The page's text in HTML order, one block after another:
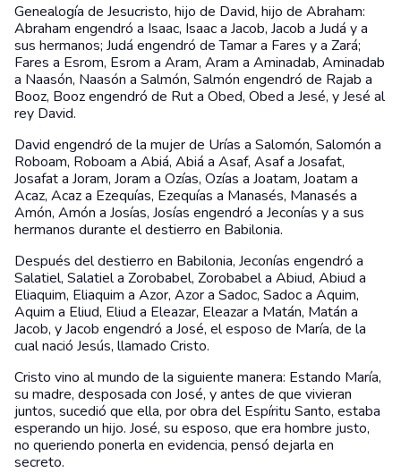
Genealogía de Jesucristo, hijo de David, hijo de Abraham:
Abraham engendró a Isaac, Isaac a Jacob, Jacob a Judá y a
sus hermanos; Judá engendró de Tamar a Fares y a Zará;
Fares a Esrom, Esrom a Aram, Aram a Aminadab, Aminadab
a Naasón, Naasón a Salmón, Salmón engendró de Rajab a
Booz, Booz engendró de Rut a Obed, Obed a Jesé, y Jesé al
rey David.
David engendró de la mujer de Urías a Salomón, Salomón a
Roboam, Roboam a Abiá, Abiá a Asaf, Asaf a Josafat,
Josafat a Joram, Joram a Ozías, Ozías a Joatam, Joatam a
Acaz, Acaz a Ezequías, Ezequías a Manasés, Manasés a
Amón, Amón a Josías, Josías engendró a Jeconías y a sus
hermanos durante el destierro en Babilonia.
Después del destierro en Babilonia, Jeconías engendró a
Salatiel, Salatiel a Zorobabel, Zorobabel a Abiud, Abiud a
Eliaquim, Eliaquim a Azor, Azor a Sadoc, Sadoc a Aquim,
Aquim a Eliud, Eliud a Eleazar, Eleazar a Matán, Matán a
Jacob, y Jacob engendró a José, el esposo de María, de la
cual nació Jesús, llamado Cristo.
Cristo vino al mundo de la siguiente manera: Estando María,
su madre, desposada con José, y antes de que vivieran
juntos, sucedió que ella, por obra del Espíritu Santo, estaba
esperando un hijo. José, su esposo, que era hombre justo,
no queriendo ponerla en evidencia, pensó dejarla en
secreto.